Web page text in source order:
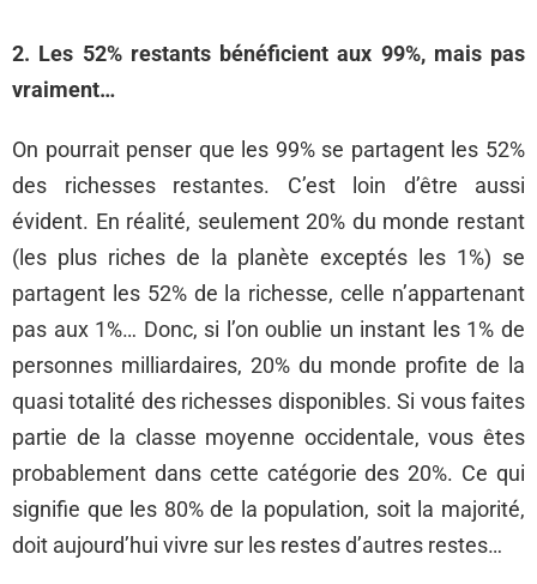
2. Les 52% restants bénéficient aux 99%, mais pas
vraiment…
On pourrait penser que les 99% se partagent les 52%
des richesses restantes. C’est loin d’être aussi
évident. En réalité, seulement 20% du monde restant
(les plus riches de la planète exceptés les 1%) se
partagent les 52% de la richesse, celle n’appartenant
pas aux 1%… Donc, si l’on oublie un instant les 1% de
personnes milliardaires, 20% du monde profite de la
quasi totalité des richesses disponibles. Si vous faites
partie de la classe moyenne occidentale, vous êtes
probablement dans cette catégorie des 20%. Ce qui
signifie que les 80% de la population, soit la majorité,
doit aujourd’hui vivre sur les restes d’autres restes…